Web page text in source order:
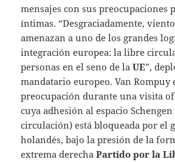
mensajes con sus preocupaciones
íntimas. “Desgraciadamente,
amenazan a uno de los grandes
integración europea: la libre
personas en el seno de laUE”,
mandatario europeo. Van Rompuy
preocupación durante una visita
cuya adhesión al espacio
circulación) está bloqueada por el
holandés, bajo la presión de la
extrema derechaPartido por la